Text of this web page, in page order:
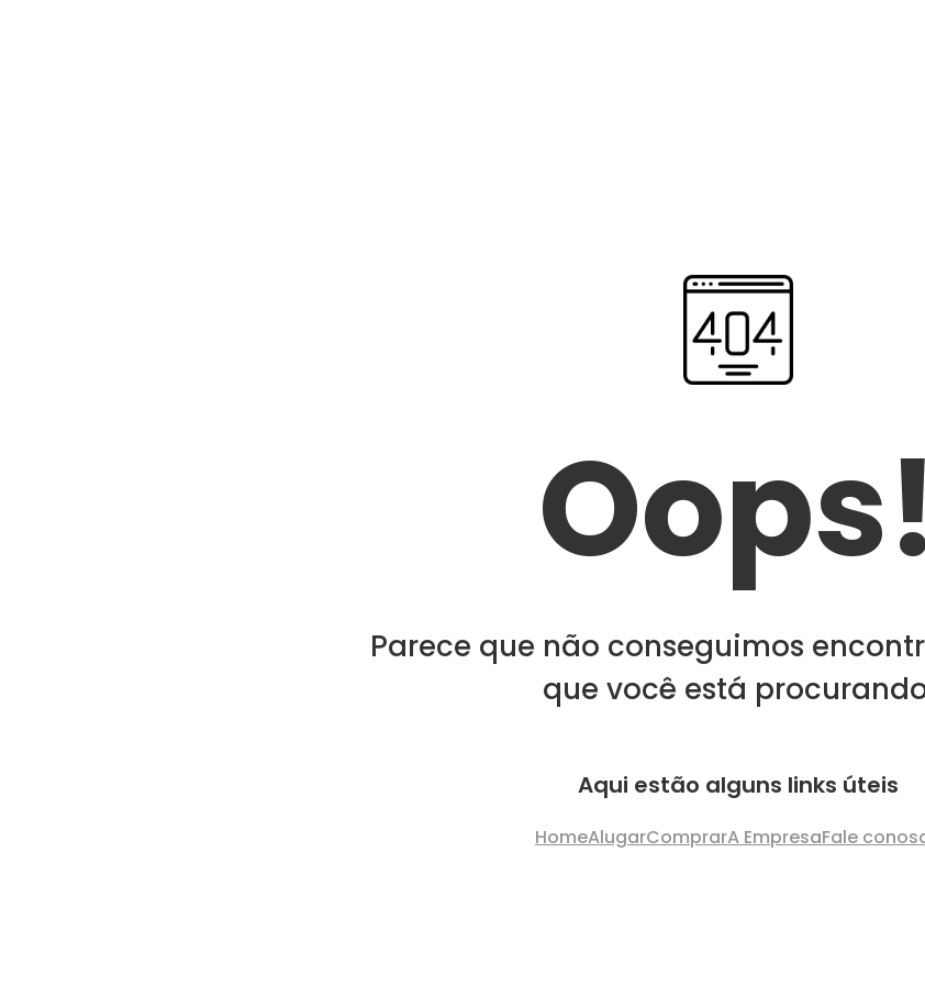
Oops!
Parece que não conseguimos
que você está
Aqui estão alguns links úteis
HomeAlugarComprarA EmpresaFale